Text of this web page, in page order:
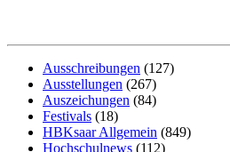
Ausschreibungen (127)
Ausstellungen (267)
Auszeichungen (84)
Festivals (18)
HBKsaar Allgemein (849)
Hochschulnews (112)